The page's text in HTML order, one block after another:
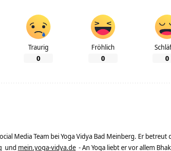
Traurig
0
Fröhlich
0 0
Media Team bei Yoga Vidya Bad Meinberg. Er betreut
und mein.yoga-vidya.de - An Yoga liebt er vor allem